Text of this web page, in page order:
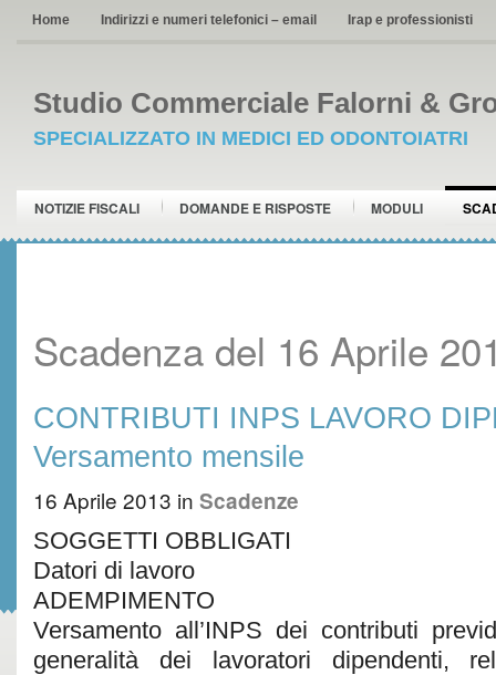
Home Indirizzi e numeri telefonici – email Irap e professionisti
Studio Commerciale Falorni &
SPECIALIZZATO IN MEDICI ED ODONTOIATRI
NOTIZIE FISCALI DOMANDE E RISPOSTE MODULI
Scadenza del 16 Aprile
CONTRIBUTI INPS LAVORO
Versamento mensile
16 Aprile 2013 in Scadenze
SOGGETTI OBBLIGATI
Datori di lavoro
ADEMPIMENTO
Versamento all’INPS dei contributi
generalità dei lavoratori dipendenti,